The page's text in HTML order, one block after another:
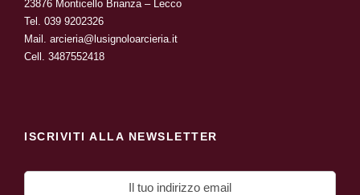
23876 Monticello Brianza – Lecco
Tel. 039 9202326
Mail. arcieria@lusignoloarcieria.it
Cell. 3487552418
ISCRIVITI ALLA NEWSLETTER